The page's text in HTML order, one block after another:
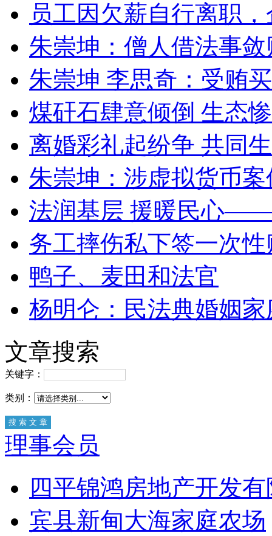
员工因欠薪自行离职
朱崇坤：僧人借法事
朱崇坤 李思奇：受贿
煤矸石肆意倾倒 生态
离婚彩礼起纷争 共同
朱崇坤：涉虚拟货币
法润基层 援暖民心
务工摔伤私下签一次
鸭子、麦田和法官
杨明仑：民法典婚姻
文章搜索
关键字：
类别：
理事会员
四平锦鸿房地产开发
宾县新甸大海家庭农场